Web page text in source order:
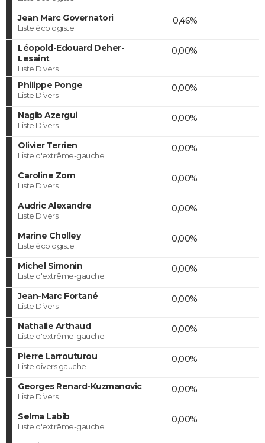
Jean Marc Governatori
Liste écologiste
0,46%
Léopold-Edouard Deher-
Lesaint
Liste Divers
0,00%
Philippe Ponge
Liste Divers
0,00%
Nagib Azergui
Liste Divers
0,00%
Olivier Terrien
Liste d'extrême-gauche
0,00%
Caroline Zorn
Liste Divers
0,00%
Audric Alexandre
Liste Divers
0,00%
Marine Cholley
Liste écologiste
0,00%
Michel Simonin
Liste d'extrême-gauche
0,00%
Jean-Marc Fortané
Liste Divers
0,00%
Nathalie Arthaud
Liste d'extrême-gauche
0,00%
Pierre Larrouturou
Liste divers gauche
0,00%
Georges Renard-Kuzmanovic
Liste Divers
0,00%
Selma Labib
Liste d'extrême-gauche
0,00%